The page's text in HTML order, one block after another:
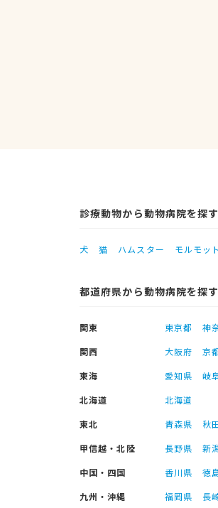
診療動物から動物病院を探す
犬 猫 ハムスター モルモット
都道府県から動物病院を探す
関東 東京都 神
関西
大阪府 京
東海
愛知県 岐
北海道
北海道
東北
青森県 秋
甲信越・北陸
長野県 新
中国・四国
香川県 徳
九州・沖縄
福岡県 長